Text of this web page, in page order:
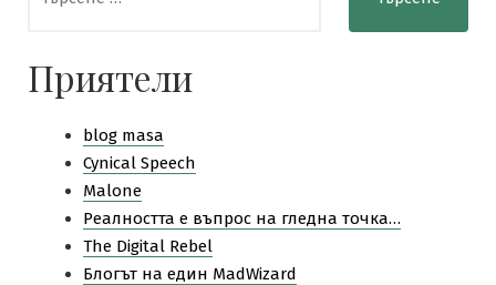
за:
Приятели
blog masa
Cynical Speech
Malone
Pеалността е въпрос на гледна точка…
The Digital Rebel
Блогът на един MadWizard